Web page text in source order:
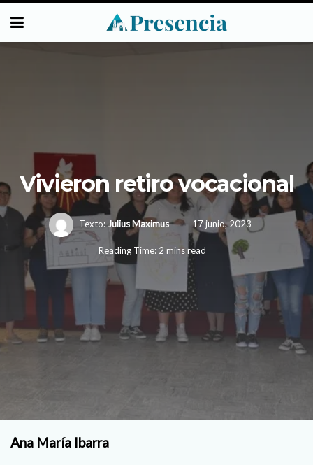
Vivieron retiro vocacional
Texto:Julius Maximus 17 junio, 2023
Reading Time: 2 mins read
Ana María Ibarra